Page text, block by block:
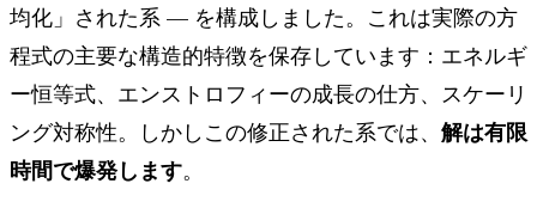
均化」された系 — を構成しました。これは実際の方
程式の主要な構造的特徴を保存しています：エネルギ
ー恒等式、エンストロフィーの成長の仕方、スケーリ
ング対称性。しかしこの修正された系では、 解は有限
時間で爆発します。